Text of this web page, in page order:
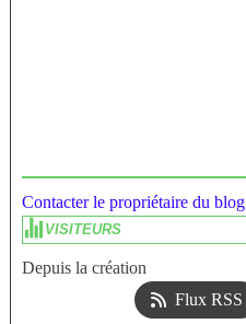
Contacter le propriétaire du blog
VISITEURS
Depuis la création
Flux RSS